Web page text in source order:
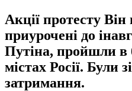
Акції протесту
приурочені до
Путіна, пройшли в
містах Росії. Були
затримання.